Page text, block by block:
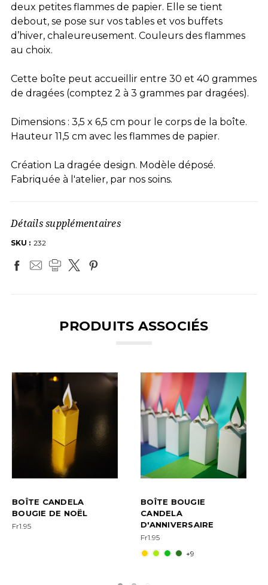
deux petites flammes de papier. Elle se tient
debout, se pose sur vos tables et vos buffets
d’hiver, chaleureusement. Couleurs des flammes
au choix.
Cette boîte peut accueillir entre 30 et 40 grammes
de dragées (comptez 2 à 3 grammes par dragées).
Dimensions : 3,5 x 6,5 cm pour le corps de la boîte.
Hauteur 11,5 cm avec les flammes de papier.
Création La dragée design. Modèle déposé.
Fabriquée à l'atelier, par nos soins.
Détails supplémentaires
SKU : 232
PRODUITS ASSOCIÉS
BOÎTE À LA BOUGIE,
CONTENANT À
DRAGÉES
BOÎTE À DRAGÉES
COMMUNION À LA
BOUGIE,
PERSONNALISÉE
Fr2.95